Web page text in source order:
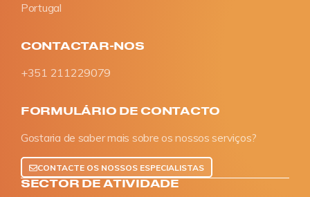
Portugal
CONTACTAR-NOS
+351 211229079
FORMULÁRIO DE CONTACTO
Gostaria de saber mais sobre os nossos serviços?
CONTACTE OS NOSSOS ESPECIALISTAS
SECTOR DE ATIVIDADE